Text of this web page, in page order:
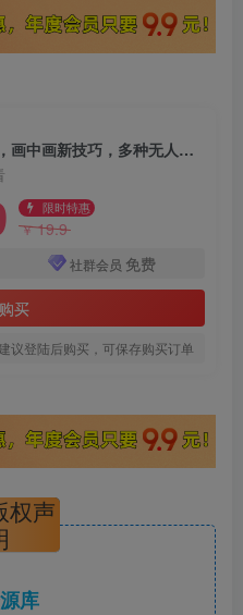
（9082期）抖音无人直播项目，画中画新技巧，多种无人直播形式，案例丰富，理论+实操
限时特惠
￥19.9
社群会员 免费
买
议登陆后购买，可保存购买订单
权声
库